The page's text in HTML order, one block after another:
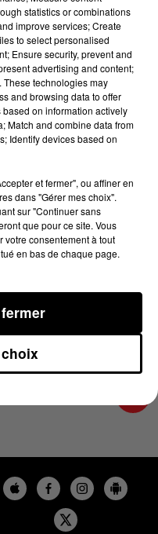
DU 06/05/2025 À
statistics or combinations
improve services; Create
to select personalised
Ensure security, prevent and
advertising and content;
technologies may
and browsing data to offer
on information actively
Match and combine data from
Identify devices based on
et fermer", ou affiner en
dans "Gérer mes choix".
sur "Continuer sans
que pour ce site. Vous
votre consentement à tout
en bas de chaque page.